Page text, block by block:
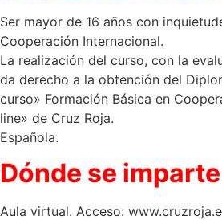
Ser mayor de 16 años con
Cooperación Internacional.
La realización del curso, con la
da derecho a la obtención del
curso» Formación Básica en
line» de Cruz Roja.
Española.
Dónde se imparte
Aula virtual. Acceso: